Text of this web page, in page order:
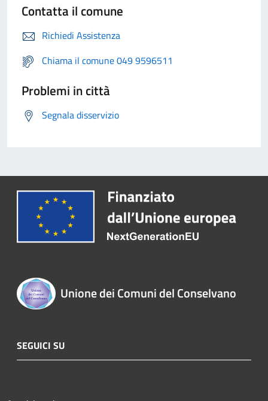
Contatta il comune
Richiedi Assistenza
Chiama il comune 049 9596511
Problemi in città
Segnala disservizio
Unione dei Comuni del Conselvano
SEGUICI SU